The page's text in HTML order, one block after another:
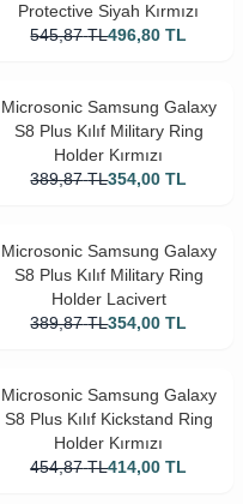
Protective Siyah Kırmızı
545,87 TL496,80 TL
Microsonic Samsung Galaxy
S8 Plus Kılıf Military Ring
Holder Kırmızı
389,87 TL354,00 TL
Microsonic Samsung Galaxy
S8 Plus Kılıf Military Ring
Holder Lacivert
389,87 TL354,00 TL
Microsonic Samsung Galaxy
S8 Plus Kılıf Kickstand Ring
Holder Kırmızı
454,87 TL414,00 TL